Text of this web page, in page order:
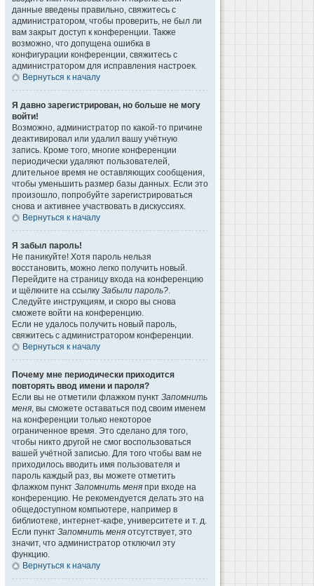
данные введены правильно, свяжитесь с
администратором, чтобы проверить, не был ли
вам закрыт доступ к конференции. Также
возможно, что допущена ошибка в
конфигурации конференции, свяжитесь с
администратором для исправления настроек.
Вернуться к началу
Я давно зарегистрирован, но больше не могу
войти!
Возможно, администратор по какой-то причине
деактивировал или удалил вашу учётную
запись. Кроме того, многие конференции
периодически удаляют пользователей,
длительное время не оставляющих сообщения,
чтобы уменьшить размер базы данных. Если это
произошло, попробуйте зарегистрироваться
снова и активнее участвовать в дискуссиях.
Вернуться к началу
Я забыл пароль!
Не паникуйте! Хотя пароль нельзя
восстановить, можно легко получить новый.
Перейдите на страницу входа на конференцию
и щёлкните на ссылку Забыли пароль?.
Следуйте инструкциям, и скоро вы снова
сможете войти на конференцию.
Если не удалось получить новый пароль,
свяжитесь с администратором конференции.
Вернуться к началу
Почему мне периодически приходится
повторять ввод имени и пароля?
Если вы не отметили флажком пункт Запомнить
меня, вы сможете оставаться под своим именем
на конференции только некоторое
ограниченное время. Это сделано для того,
чтобы никто другой не смог воспользоваться
вашей учётной записью. Для того чтобы вам не
приходилось вводить имя пользователя и
пароль каждый раз, вы можете отметить
флажком пункт Запомнить меня при входе на
конференцию. Не рекомендуется делать это на
общедоступном компьютере, например в
библиотеке, интернет-кафе, университете и т. д.
Если пункт Запомнить меня отсутствует, это
значит, что администратор отключил эту
функцию.
Вернуться к началу